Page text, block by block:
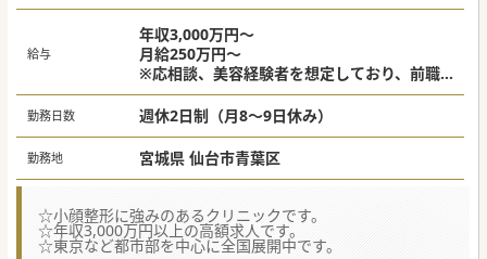
給与
年収3,000万円～
月給250万円～
※応相談、美容経験者を想定しており、前職
給や、ご経験により決定します。
勤務日数 週休2日制（月8～9日休み）
勤務地 宮城県 仙台市青葉区
☆小顔整形に強みのあるクリニックです。
☆年収3,000万円以上の高額求人です。
☆東京など都市部を中心に全国展開中です。